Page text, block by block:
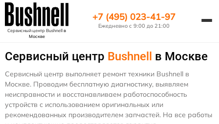
Сервисный центр Bushnellв
Москве
+7 (495) 023-41-97
Ежедневно с 9:00 до 21:00
Сервисный центр Bushnell в Москве
Сервисный центр выполняет ремонт техники Bushnell в
Москве. Проводим бесплатную диагностику, выявляем
неисправности и восстанавливаем работоспособность
устройств с использованием оригинальных или
рекомендованных производителем запчастей. На все работы